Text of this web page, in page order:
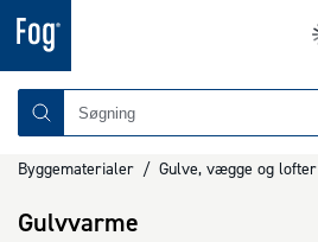
Byggematerialer / Gulve, vægge og lofter
Gulvvarme